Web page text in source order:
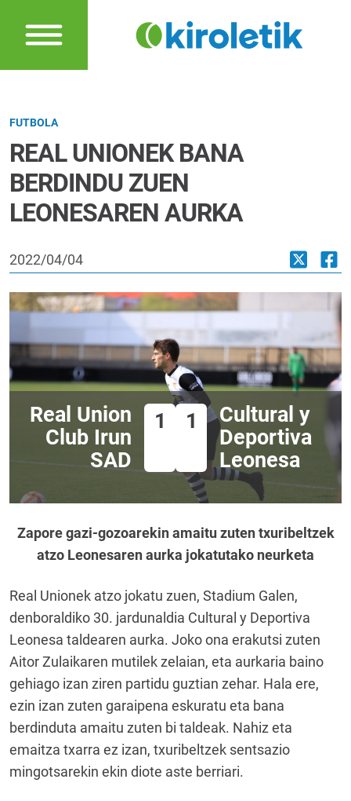
FUTBOLA
REAL UNIONEK BANA
BERDINDU ZUEN
LEONESAREN AURKA
2022/04/04
Real Union
Club Irun
SAD
1 1
Cultural y
Deportiva
Leonesa
Zapore gazi-gozoarekin amaitu zuten txuribeltzek
atzo Leonesaren aurka jokatutako neurketa
Real Unionek atzo jokatu zuen, Stadium Galen,
denboraldiko 30. jardunaldia Cultural y Deportiva
Leonesa taldearen aurka. Joko ona erakutsi zuten
Aitor Zulaikaren mutilek zelaian, eta aurkaria baino
gehiago izan ziren partidu guztian zehar. Hala ere,
ezin izan zuten garaipena eskuratu eta bana
berdinduta amaitu zuten bi taldeak. Nahiz eta
emaitza txarra ez izan, txuribeltzek sentsazio
mingotsarekin ekin diote aste berriari.